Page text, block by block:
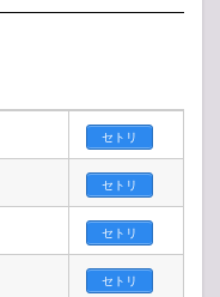
セトリ
セトリ
セトリ
セトリ